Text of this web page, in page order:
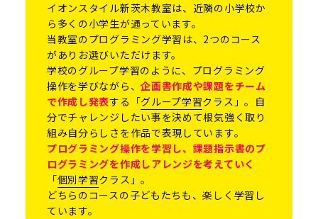
イオンスタイル新茨木教室は、近隣の小学校か
ら多くの小学生が通っています。
当教室のプログラミング学習は、2つのコース
がありお選びいただけます。
学校のグループ学習のように、プログラミング
操作を学びながら、企画書作成や課題をチーム
で作成し発表する「グループ学習クラス」。自
分でチャレンジしたい事を決めて根気強く取り
組み自分らしさを作品で表現しています。
プログラミング操作を学習し、課題指示書のプ
ログラミングを作成しアレンジを考えていく
「個別学習クラス」。
どちらのコースの子どもたちも、楽しく学習し
ています。